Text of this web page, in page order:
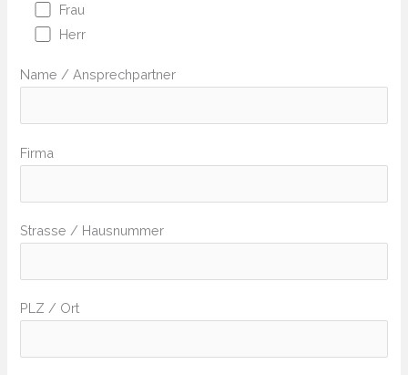
Frau
Herr
Name / Ansprechpartner
Firma
Strasse / Hausnummer
PLZ / Ort